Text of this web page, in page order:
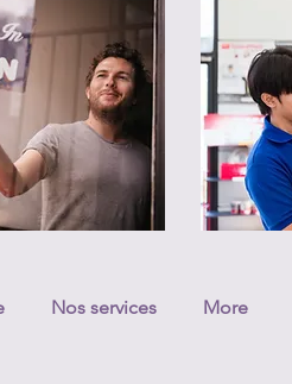
Nos services More